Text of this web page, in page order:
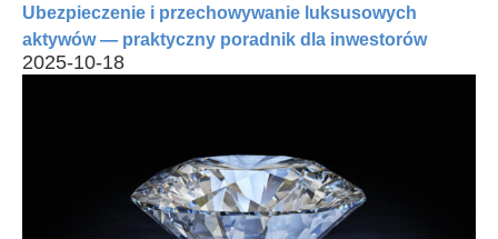
Ubezpieczenie i przechowywanie luksusowych
aktywów — praktyczny poradnik dla inwestorów
2025-10-18